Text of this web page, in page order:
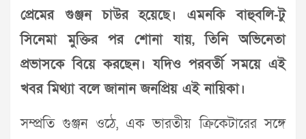
প্রেমের গুঞ্জন চাউর হয়েছে। এমনকি বাহুবলি-টু
সিনেমা মুক্তির পর শোনা যায়, তিনি অভিনেতা
প্রভাসকে বিয়ে করছেন। যদিও পরবর্তী সময়ে এই
খবর মিথ্যা বলে জানান জনপ্রিয় এই নায়িকা।
সম্প্রতি গুঞ্জন ওঠে, এক ভারতীয় ক্রিকেটারের সঙ্গে